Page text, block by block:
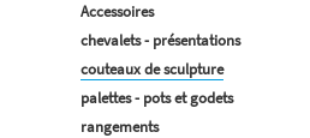
Accessoires
chevalets - présentations
couteaux de sculpture
palettes - pots et godets
rangements